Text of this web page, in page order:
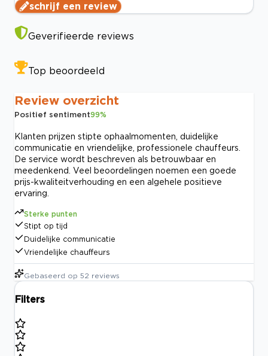
schrijf een review
Geverifieerde reviews
Top beoordeeld
Review overzicht
Positief sentiment99%
Klanten prijzen stipte ophaalmomenten, duidelijke
communicatie en vriendelijke, professionele chauffeurs.
De service wordt beschreven als betrouwbaar en
meedenkend. Veel beoordelingen noemen een goede
prijs-kwaliteitverhouding en een algehele positieve
ervaring.
Sterke punten
Stipt op tijd
Duidelijke communicatie
Vriendelijke chauffeurs
Gebaseerd op 52 reviews
Filters